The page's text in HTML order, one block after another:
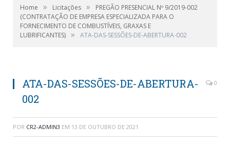
Home » Licitações »
PREGÃO PRESENCIAL Nº 9/2019-002
(CONTRATAÇÃO DE EMPRESA ESPECIALIZADA PARA O
FORNECIMENTO DE COMBUSTÍVEIS, GRAXAS E
LUBRIFICANTES) » ATA-DAS-SESSÕES-DE-ABERTURA-002
ATA-DAS-SESSÕES-DE-ABERTURA-
002
0
POR CR2-ADMIN3 EM 13 DE OUTUBRO DE 2021